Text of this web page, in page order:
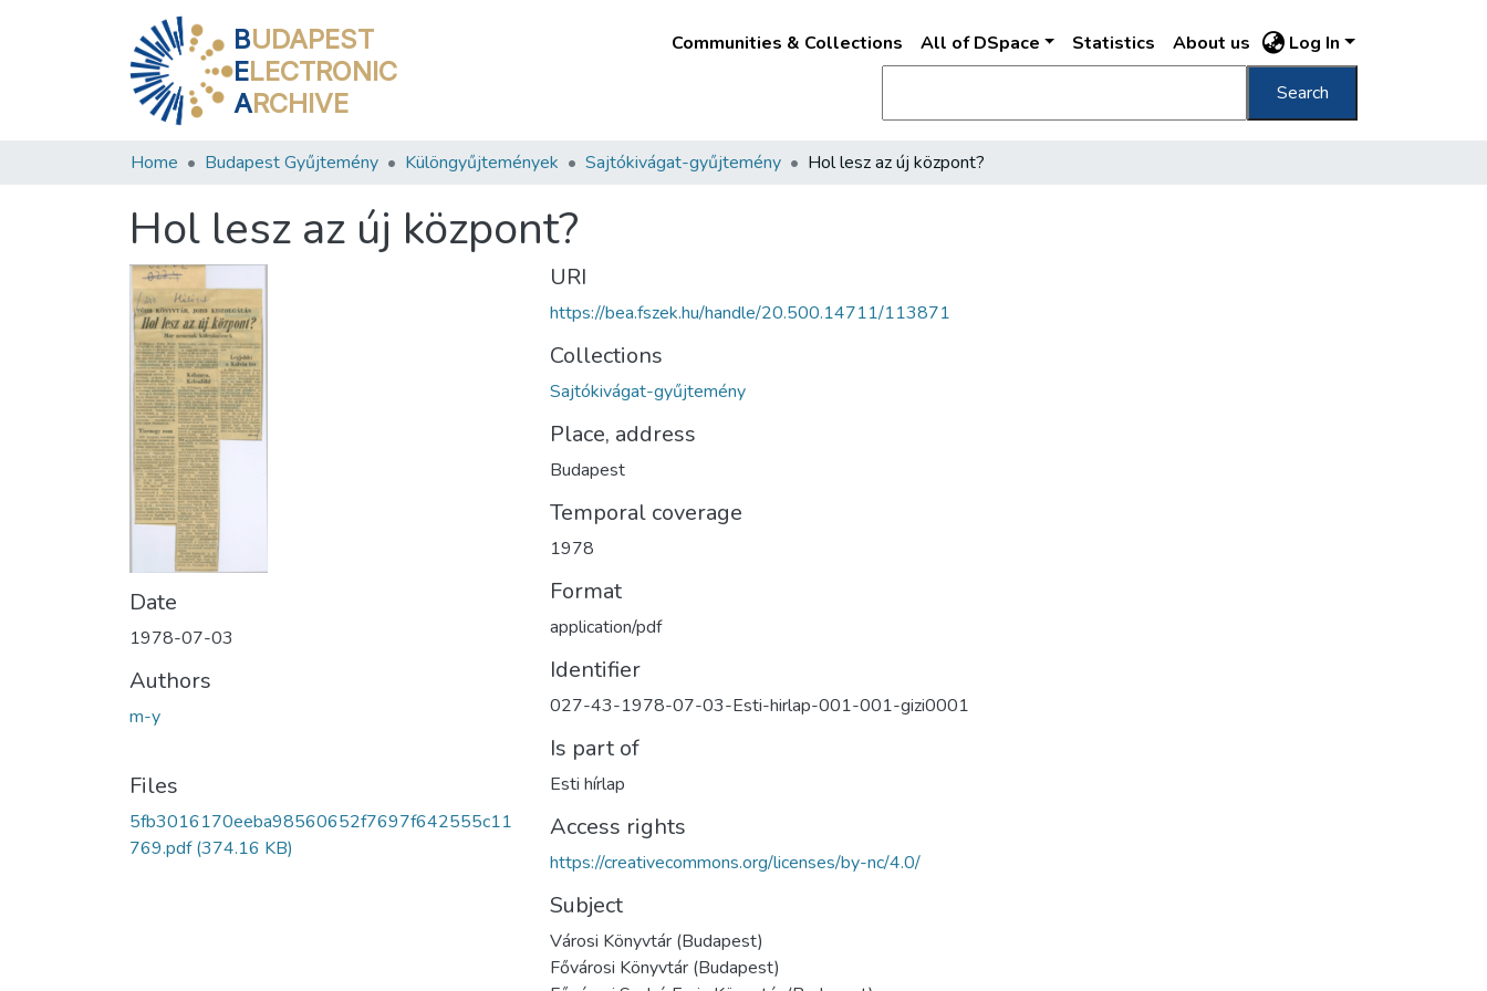
BUDAPEST
ELECTRONIC
ARCHIVE
Communities & Collections All of DSpace Statistics About us Log In
Search
Home Budapest Gyűjtemény Különgyűjtemények Sajtókivágat-gyűjtemény Hol lesz az új központ?
Hol lesz az új központ?
Date
1978-07-03
Authors
m-y
Files
5fb3016170eeba98560652f7697f642555c11
769.pdf(374.16 KB)
URI
https://bea.fszek.hu/handle/20.500.14711/113871
Collections
Sajtókivágat-gyűjtemény
Place, address
Budapest
Temporal coverage
1978
Format
application/pdf
Identifier
027-43-1978-07-03-Esti-hirlap-001-001-gizi0001
Is part of
Esti hírlap
Access rights
https://creativecommons.org/licenses/by-nc/4.0/
Subject
Városi Könyvtár (Budapest)
Fővárosi Könyvtár (Budapest)